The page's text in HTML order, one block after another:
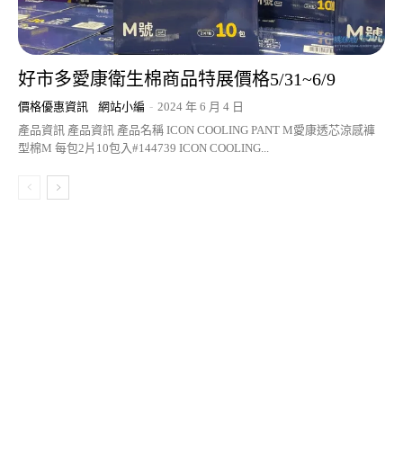
好市多愛康衛生棉商品特展價格5/31~6/9
價格優惠資訊 網站小編 - 2024 年 6 月 4 日
產品資訊 產品資訊 產品名稱 ICON COOLING PANT M愛康透芯涼感褲
型棉M 每包2片10包入#144739 ICON COOLING...